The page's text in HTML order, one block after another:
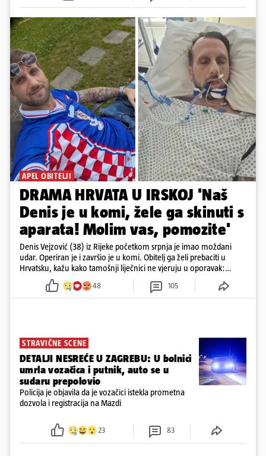
APEL OBITELJI
DRAMA HRVATA U IRSKOJ 'Naš
Denis je u komi, žele ga skinuti s
aparata! Molim vas, pomozite'
Denis Vejzović (38) iz Rijeke početkom srpnja je imao moždani
udar. Operiran je i završio je u komi. Obitelj ga želi prebaciti u
Hrvatsku, kažu kako tamošnji liječnici ne vjeruju u oporavak:
'Imamo 72 sata'
48 105
STRAVIČNE SCENE
DETALJI NESREĆE U ZAGREBU: U bolnici
umrla vozačica i putnik, auto se u
sudaru prepolovio
Policija je objavila da je vozačici istekla prometna
dozvola i registracija na Mazdi
23 83